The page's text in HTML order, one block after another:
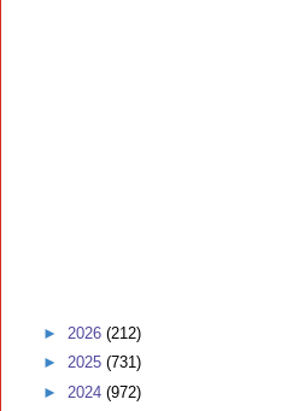
► 2026 (212)
► 2025 (731)
► 2024 (972)